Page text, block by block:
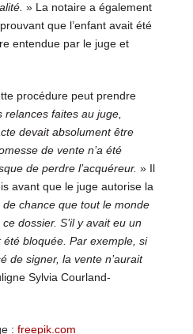
» La notaire a également
que l’enfant avait été
entendue par le juge et
procédure peut prendre
relances faites au juge,
devait absolument être
de vente n’a été
de perdre l’acquéreur. » Il
avant que le juge autorise la
de chance que tout le monde
dossier. S’il y avait eu un
bloquée. Par exemple, si
de signer, la vente n’aurait
Sylvia Courland-
: freepik.com